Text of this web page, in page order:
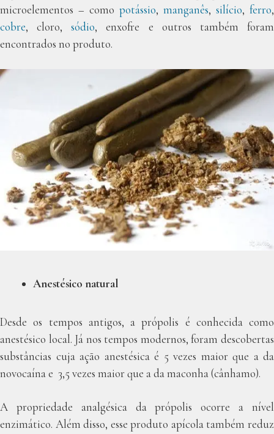
microelementos – como potássio, manganês, silício, ferro,
cobre, cloro,sódio, enxofre e outros também foram
encontrados no produto.
Anestésico natural
Desde os tempos antigos, a própolis é conhecida como
anestésico local. Já nos tempos modernos, foram descobertas
substâncias cuja ação anestésica é 5 vezes maior que a da
novocaína e 3,5 vezes maior que a da maconha (cânhamo).
A propriedade analgésica da própolis ocorre a nível
enzimático. Além disso, esse produto apícola também reduz